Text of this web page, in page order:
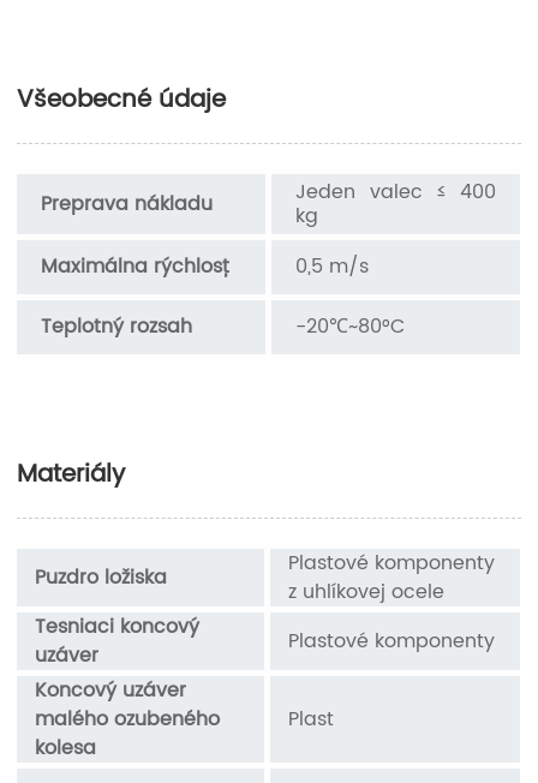
Všeobecné údaje
Preprava nákladu Jeden valec ≤ 400
kg
Maximálna rýchlosť
0,5 m/s
Teplotný rozsah
-20℃~80°C
Materiály
Puzdro ložiska
Plastové komponenty
z uhlíkovej ocele
Tesniaci koncový
uzáver
Plastové komponenty
Koncový uzáver
malého ozubeného
kolesa
Plast